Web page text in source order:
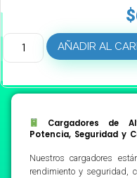
$
AÑADIR AL
Cargadores de
Potencia, Seguridad y
Nuestros cargadores
rendimiento y seguridad,